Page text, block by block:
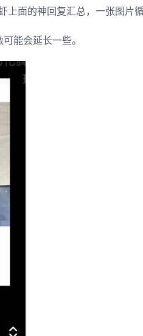
面的神回复汇总，一张图片
能会延长一些。